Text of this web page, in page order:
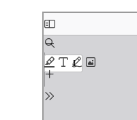
Saltar
al
contenido
del
PDF